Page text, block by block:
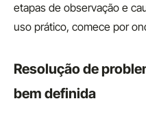
etapas de observação e
uso prático, comece por
Resolução de
bem definida